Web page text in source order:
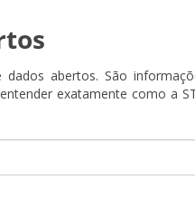
dados abertos. São
exatamente como a